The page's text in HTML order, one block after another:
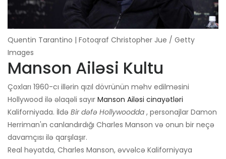
Quentin Tarantino | Fotoqraf Christopher Jue / Getty
Images
Manson Ailəsi Kultu
Çoxları 1960-cı illərin qızıl dövrünün məhv edilməsini
Hollywood ilə əlaqəli sayır Manson Ailəsi cinayətləri
Kaliforniyada. İldə Bir dəfə Hollywoodda , personajlar Damon
Herriman'ın canlandırdığı Charles Manson və onun bir neçə
davamçısı ilə qarşılaşır.
Real həyatda, Charles Manson, əvvəlcə Kaliforniyaya